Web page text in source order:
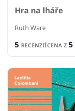
Hra na lháře
Ruth Ware
5 RECENZIÍCENA Z 5